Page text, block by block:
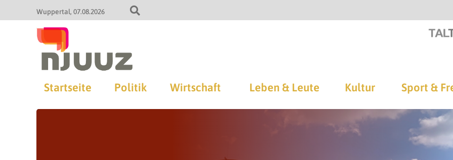
Wuppertal 07.08.2026
Startseite Politik Wirtschaft Leben & Leute Kultur Sport &